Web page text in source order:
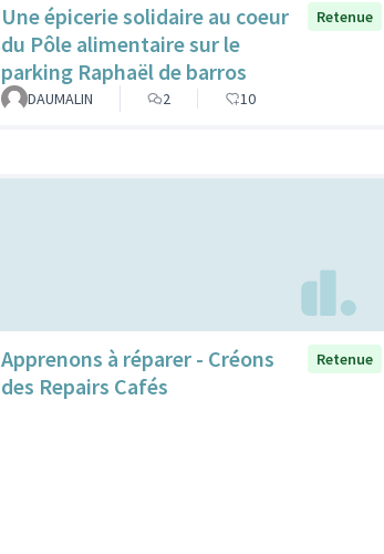
Une épicerie solidaire au coeur
du Pôle alimentaire sur le
parking Raphaël de barros
Retenue
DAUMALIN 2 10
Apprenons à réparer - Créons
des Repairs Cafés
Retenue